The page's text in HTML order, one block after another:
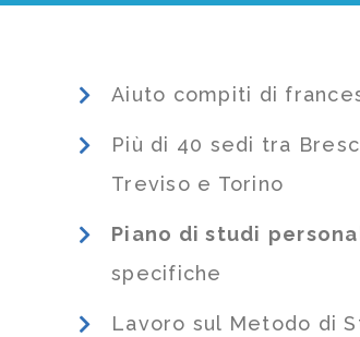
Aiuto compiti di
Più di 40 sedi tra
Treviso e Torino
Piano di studi
specifiche
Lavoro sul Metodo di